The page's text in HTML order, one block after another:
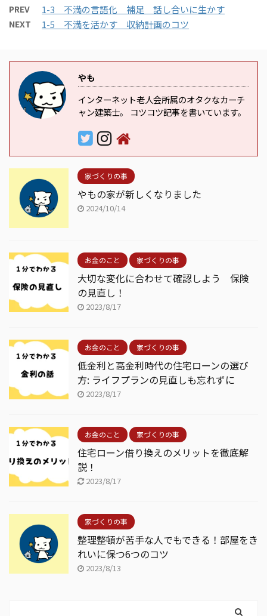
PREV 1-3 不満の言語化 補足 話し合いに生かす
NEXT 1-5 不満を活かす 収納計画のコツ
やも
インターネット老人会所属のオタクなカーチ
ャン建築士。 コツコツ記事を書いています。
家づくりの事
やもの家が新しくなりました
2024/10/14
お金のこと 家づくりの事
大切な変化に合わせて確認しよう 保険
の見直し！
2023/8/17
お金のこと 家づくりの事
低金利と高金利時代の住宅ローンの選び
方: ライフプランの見直しも忘れずに
2023/8/17
お金のこと 家づくりの事
住宅ローン借り換えのメリットを徹底解
説！
2023/8/17
家づくりの事
整理整頓が苦手な人でもできる！部屋をき
れいに保つ6つのコツ
2023/8/13